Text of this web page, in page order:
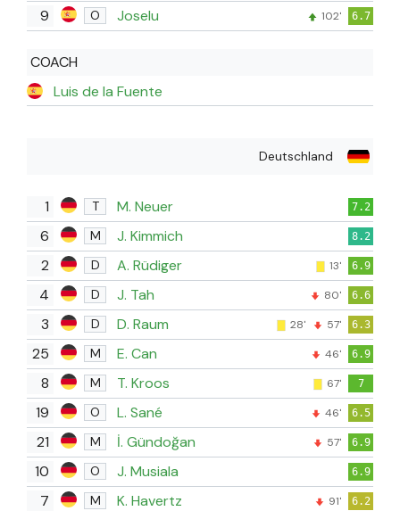
9 O Joselu 102' 6.7
COACH
Luis de la Fuente
Deutschland
1 T M. Neuer 7.2
6 M J. Kimmich 8.2
2 D A. Rüdiger 13' 6.9
4 D J. Tah 80' 6.6
3 D D. Raum 28' 57' 6.3
25 M E. Can 46' 6.9
8 M T. Kroos 67' 7
19 O L. Sané 46' 6.5
21 M İ. Gündoğan 57' 6.9
10 O J. Musiala 6.9
7 M K. Havertz 91' 6.2